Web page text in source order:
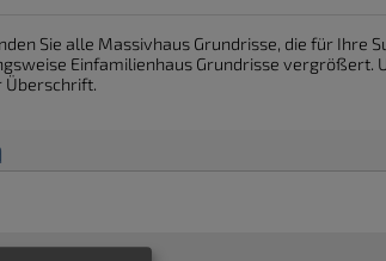
Sie alle Massivhaus Grundrisse, die für Ihre
Einfamilienhaus Grundrisse vergrößert.
Überschrift.